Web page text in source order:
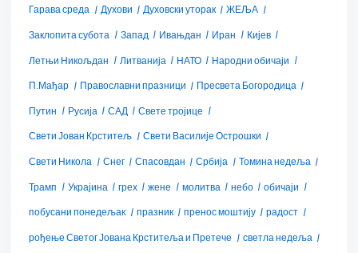
Гарава среда
Духови Духовски уторак
ЖЕЉА
Заклопита субота
Запад Ивањдан Иран
Кијев
Летњи Никољдан
Литванија НАТО
Народни обичаји
П.Мађар
Православни празници
Пресвета Богородица
Путин
Русија САД
Свете тројице
Свети Јован Крститељ
Свети Василије Острошки
Свети Никола
Снег Спасовдан Србија
Томина недеља
Трамп
Украјина грех жене молитва небо
обичаји
побусани понедељак
празник пренос моштију
радост
рођење Светог Јована Крститеља и Претече
светла недеља